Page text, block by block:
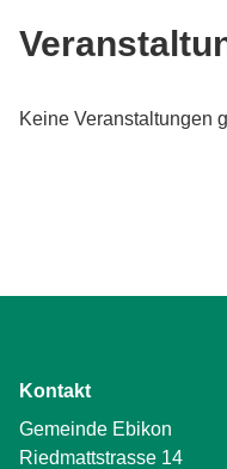
Keine Veranstaltungen
Kontakt
Gemeinde Ebikon
Riedmattstrasse 14